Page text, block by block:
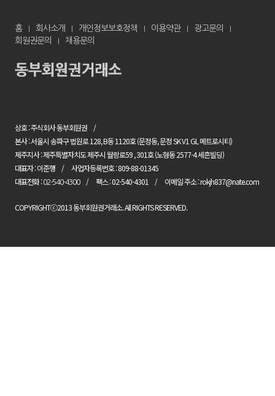
홈 회사소개 개인정보보호정책 이용약관
광고문의
회원권문의
채용문의
상호 : 주식회사 동부회원권
본사 : 서울시 송파구 법원로 128, B동 1120호 (문정동, 문정 SK V1 GL 메트로시티)
제주지사 : 제주특별자치도 제주시 월랑로59 , 301호 (노형동 2577-4 세흔빌딩)
대표자 : 이준행
사업자등록번호 : 809-88-01345
대표전화 :02-540-4300 팩스 : 02-540-4301 이메일 주소 : rokjh837@nate.com
COPYRIGHTⓒ2013 동부회원권거래소. All RIGHTS RESERVED.